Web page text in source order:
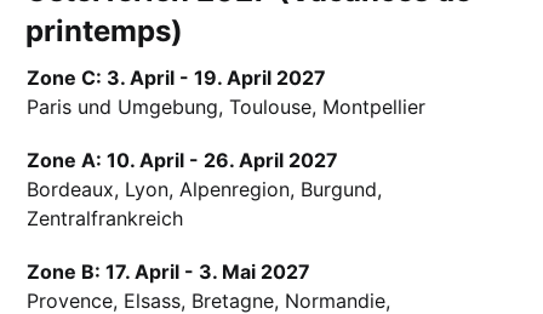
printemps)
Zone C: 3. April - 19. April 2027
Paris und Umgebung, Toulouse, Montpellier
Zone A: 10. April - 26. April 2027
Bordeaux, Lyon, Alpenregion, Burgund,
Zentralfrankreich
Zone B: 17. April - 3. Mai 2027
Provence, Elsass, Bretagne, Normandie,